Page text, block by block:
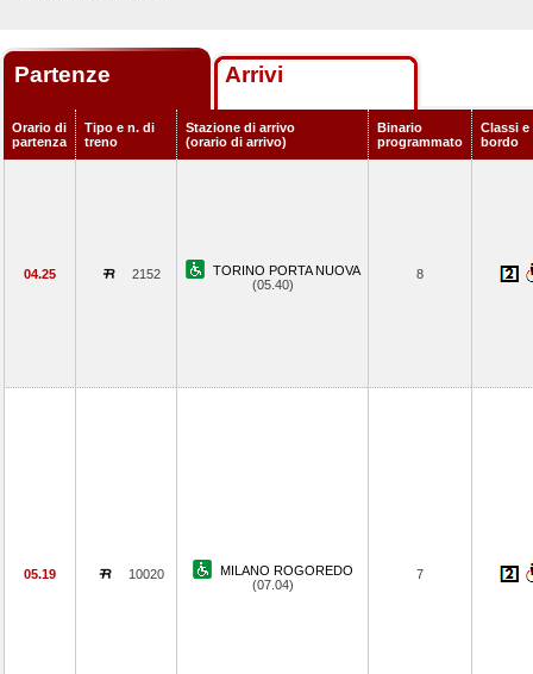
Partenze Arrivi
Orario di
partenza
Tipo e n. di
treno
Stazione di arrivo
(orario di arrivo)
Binario
programmato
Classi e
bordo
04.25 2152
TORINO PORTA NUOVA
(05.40)
8
05.19 10020
MILANO ROGOREDO
(07.04)
7